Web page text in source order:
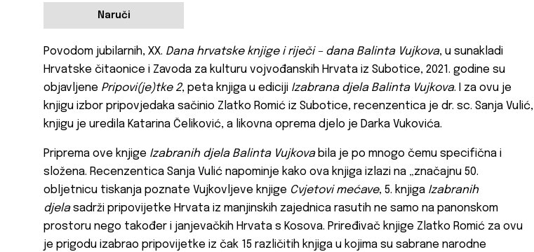
Naruči
Povodom jubilarnih, XX. Dana hrvatske knjige i riječi – dana Balinta Vujkova, u sunakladi
Hrvatske čitaonice i Zavoda za kulturu vojvođanskih Hrvata iz Subotice, 2021. godine su
objavljene Pripovi(je)tke 2, peta knjiga u ediciji Izabrana djela Balinta Vujkova. I za ovu je
knjigu izbor pripovjedaka sačinio Zlatko Romić iz Subotice, recenzentica je dr. sc. Sanja Vulić,
knjigu je uredila Katarina Čeliković, a likovna oprema djelo je Darka Vukovića.
Priprema ove knjige Izabranih djela Balinta Vujkovabila je po mnogo čemu specifična i
složena. Recenzentica Sanja Vulić napominje kako ova knjiga izlazi na „značajnu 50.
obljetnicu tiskanja poznate Vujkovljeve knjige Cvjetovi mećave, 5. knjiga Izabranih
djelasadrži pripovijetke Hrvata iz manjinskih zajednica rasutih ne samo na panonskom
prostoru nego također i janjevačkih Hrvata s Kosova. Priređivač knjige Zlatko Romić za ovu
je prigodu izabrao pripovijetke iz čak 15 različitih knjiga u kojima su sabrane narodne